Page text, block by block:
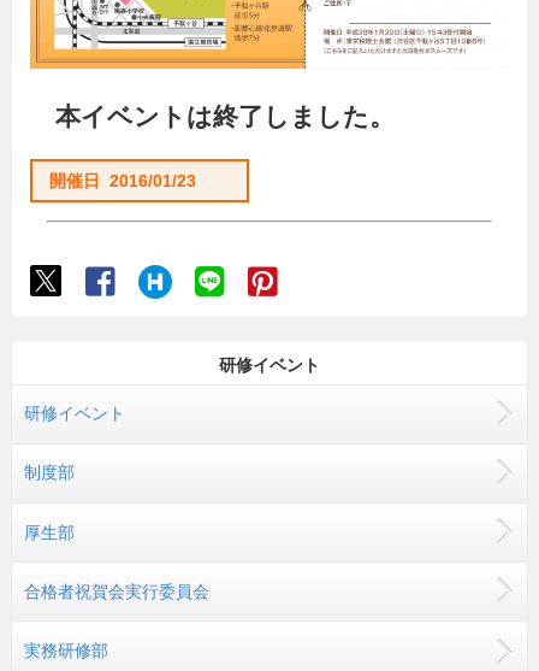
本イベントは終了しました。
開催日 2016/01/23
研修イベント
研修イベント
制度部
厚生部
合格者祝賀会実行委員会
実務研修部